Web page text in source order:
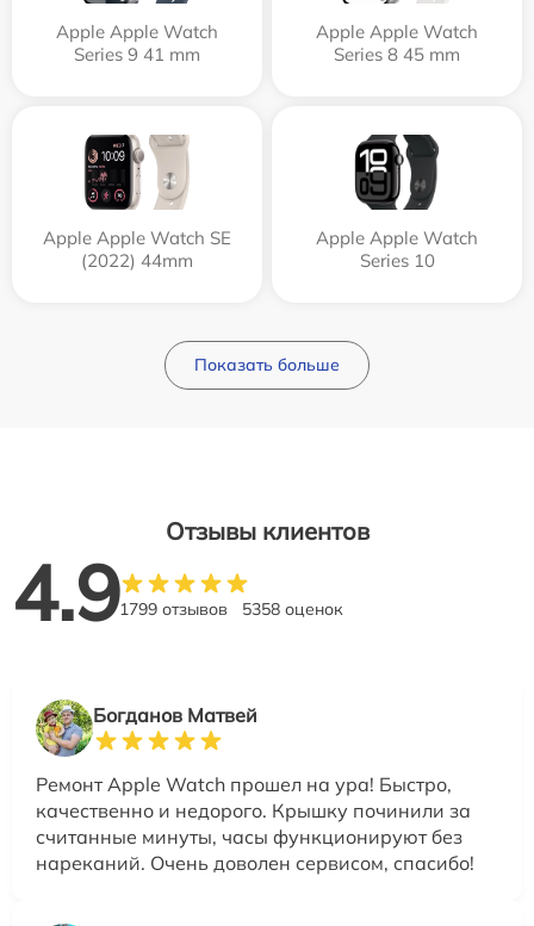
Apple Apple Watch
Series 9 41 mm
Apple Apple Watch
Series 8 45 mm
Apple Apple Watch SE
(2022) 44mm
Apple Apple Watch
Series 10
Показать больше
Отзывы клиентов
4.91799 отзывов 5358 оценок
Богданов Матвей
Ремонт Apple Watch прошел на ура! Быстро,
качественно и недорого. Крышку починили за
считанные минуты, часы функционируют без
нареканий. Очень доволен сервисом, спасибо!